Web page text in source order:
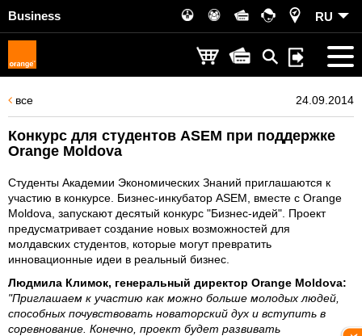
Business RU
все 24.09.2014
Конкурс для студентов ASEM при поддержке
Orange Moldova
Студенты Академии Экономических Знаний приглашаются к
участию в конкурсе. Бизнес-инкубатор ASEM, вместе с Orange
Moldova, запускают десятый конкурс "Бизнес-идей". Проект
предусматривает создание новых возможностей для
молдавских студентов, которые могут превратить
инновационные идеи в реальный бизнес.
Людмила Климок, генеральный директор Orange Moldova:
"Приглашаем к участию как можно больше молодых людей,
способных почувствовать новаторский дух и вступить в
соревнование. Конечно, проект будет развивать